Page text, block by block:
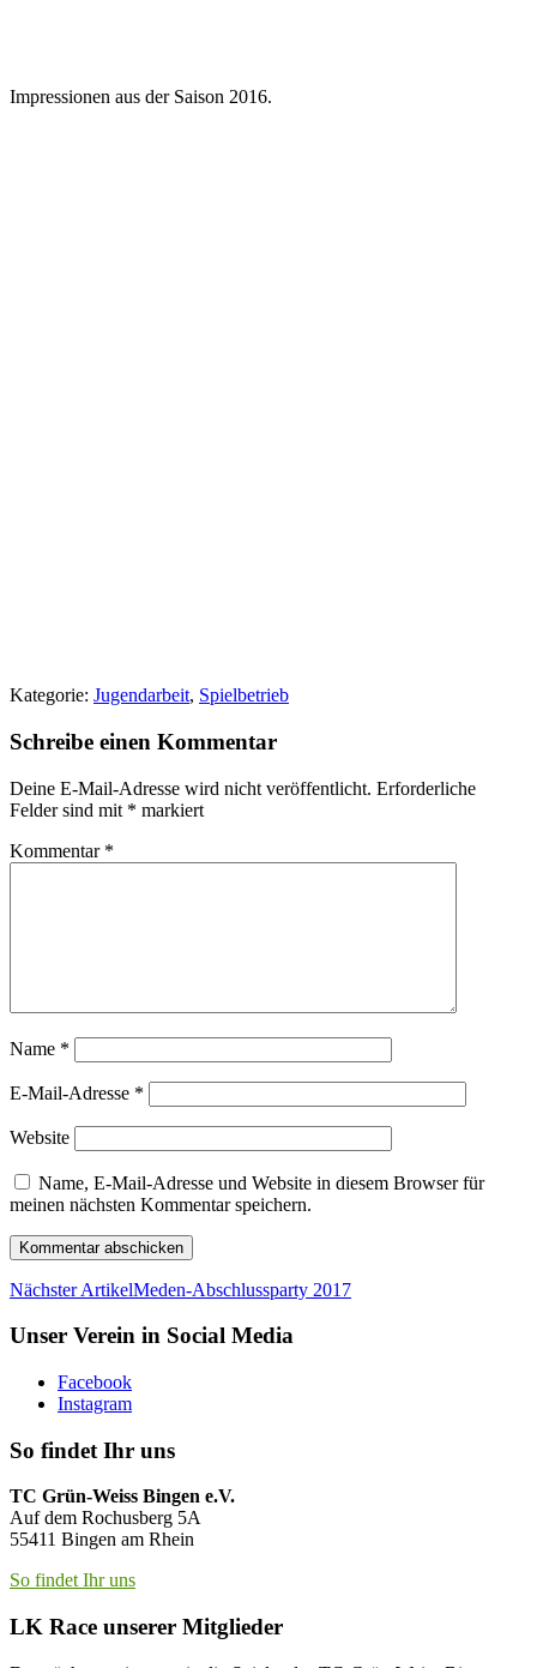
Impressionen aus der Saison 2016.
Kategorie: Jugendarbeit, Spielbetrieb
Schreibe einen Kommentar
Deine E-Mail-Adresse wird nicht veröffentlicht. Erforderliche
Felder sind mit * markiert
Kommentar *
Name *
E-Mail-Adresse *
Website
Name, E-Mail-Adresse und Website in diesem Browser für
meinen nächsten Kommentar speichern.
Nächster ArtikelMeden-Abschlussparty 2017
Unser Verein in Social Media
Facebook
Instagram
So findet Ihr uns
TC Grün-Weiss Bingen e.V.
Auf dem Rochusberg 5A
55411 Bingen am Rhein
So findet Ihr uns
LK Race unserer Mitglieder